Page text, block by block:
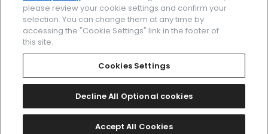
企業情報 ご利用規約
プライバシーポリシー Cookies Settings
Amazon PayはAmazon.com, Inc.またはその関連会社の商標です。
2026 CITIZEN WATCH CO., LTD.
please review your cookie settings and confirm your
selection. You can change them at any time by
accessing the "Cookie Settings" link in the footer of
this site.
Cookies Settings
Decline All Optional cookies
Accept All Cookies